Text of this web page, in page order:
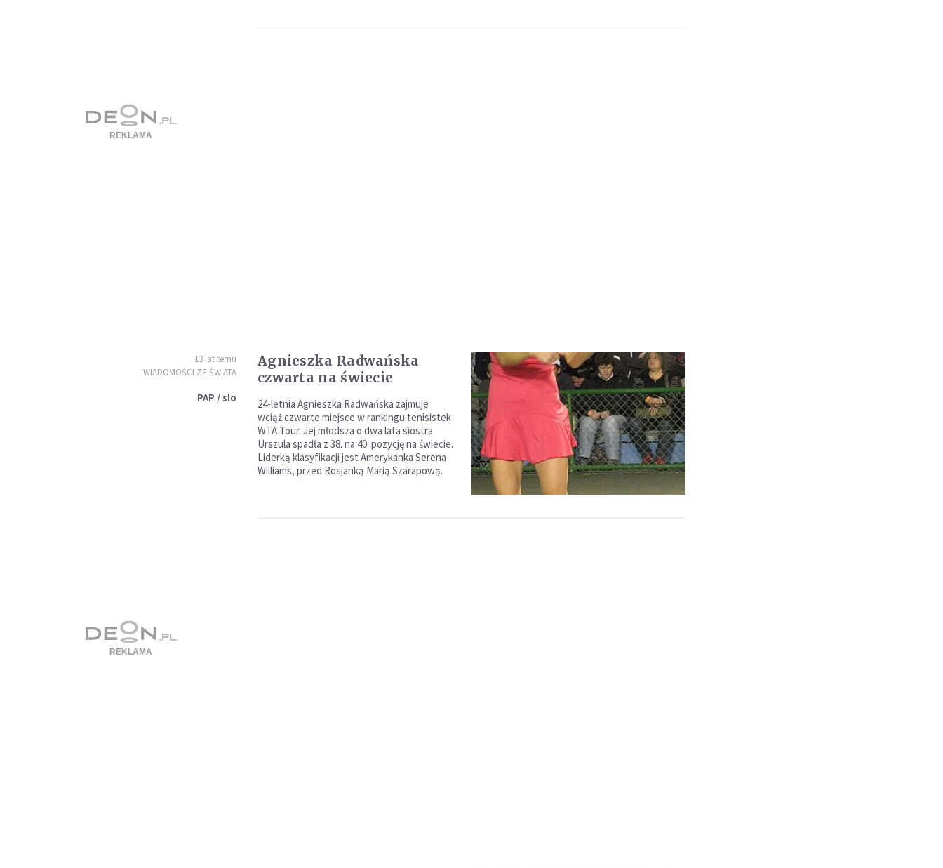
13 lat temu
WIADOMOŚCI ZE ŚWIATA
PAP / slo
Agnieszka Radwańska
czwarta na świecie
24-letnia Agnieszka Radwańska zajmuje
wciąż czwarte miejsce w rankingu tenisistek
WTA Tour. Jej młodsza o dwa lata siostra
Urszula spadła z 38. na 40. pozycję na świecie.
Liderką klasyfikacji jest Amerykanka Serena
Williams, przed Rosjanką Marią Szarapową.